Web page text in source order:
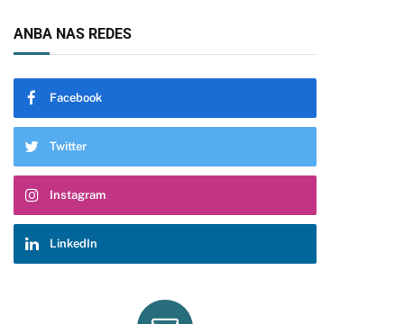
ANBA NAS REDES
Facebook
Twitter
Instagram
LinkedIn